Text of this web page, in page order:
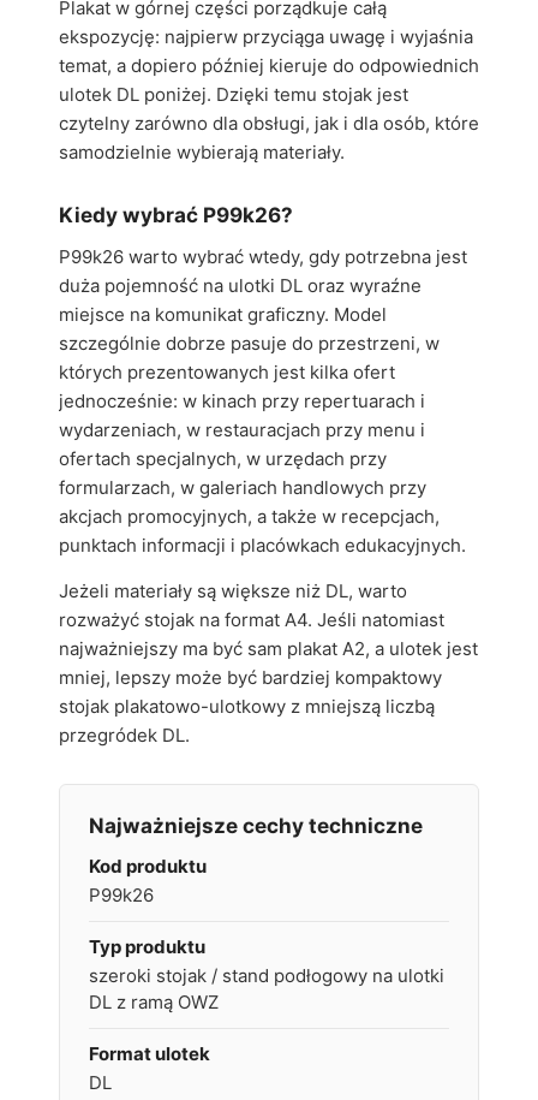
Plakat w górnej części porządkuje całą
ekspozycję: najpierw przyciąga uwagę i wyjaśnia
temat, a dopiero później kieruje do odpowiednich
ulotek DL poniżej. Dzięki temu stojak jest
czytelny zarówno dla obsługi, jak i dla osób, które
samodzielnie wybierają materiały.
Kiedy wybrać P99k26?
P99k26 warto wybrać wtedy, gdy potrzebna jest
duża pojemność na ulotki DL oraz wyraźne
miejsce na komunikat graficzny. Model
szczególnie dobrze pasuje do przestrzeni, w
których prezentowanych jest kilka ofert
jednocześnie: w kinach przy repertuarach i
wydarzeniach, w restauracjach przy menu i
ofertach specjalnych, w urzędach przy
formularzach, w galeriach handlowych przy
akcjach promocyjnych, a także w recepcjach,
punktach informacji i placówkach edukacyjnych.
Jeżeli materiały są większe niż DL, warto
rozważyć stojak na format A4. Jeśli natomiast
najważniejszy ma być sam plakat A2, a ulotek jest
mniej, lepszy może być bardziej kompaktowy
stojak plakatowo-ulotkowy z mniejszą liczbą
przegródek DL.
Najważniejsze cechy techniczne
Kod produktu
P99k26
Typ produktu
szeroki stojak / stand podłogowy na ulotki
DL z ramą OWZ
Format ulotek
DL